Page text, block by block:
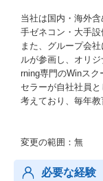
当社は国内・海外
手ゼネコン・大手設
また、グループ会
ルが参画し、オリ
rning専門のWinス
セラーが自社社員
考えており、毎年教
変更の範囲：無
必要な経験